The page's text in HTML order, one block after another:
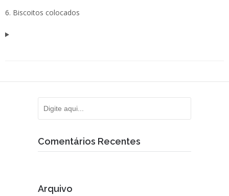
6. Biscoitos colocados
Comentários Recentes
Arquivo